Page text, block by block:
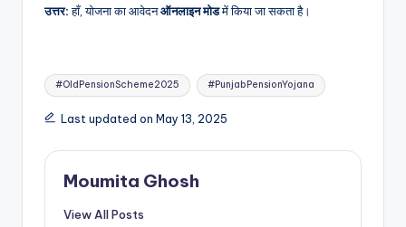
उत्तर:हाँ, योजना का आवेदनऑनलाइन मोडमें किया जा सकता है।
Tags:
#OldPensionScheme2025 #PunjabPensionYojana
Last updated on May 13, 2025
Moumita Ghosh
View All Posts